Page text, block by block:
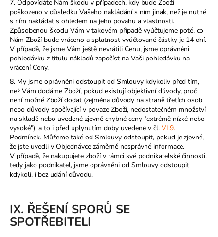
7. Odpovídáte Nám škodu v případech, kdy bude Zboží
poškozeno v důsledku Vašeho nakládání s ním jinak, než je nutné
s ním nakládat s ohledem na jeho povahu a vlastnosti.
Způsobenou škodu Vám v takovém případě vyúčtujeme poté, co
Nám Zboží bude vráceno a splatnost vyúčtované částky je 14 dní.
V případě, že jsme Vám ještě nevrátili Cenu, jsme oprávněni
pohledávku z titulu nákladů započíst na Vaši pohledávku na
vrácení Ceny.
8. My jsme oprávněni odstoupit od Smlouvy kdykoliv před tím,
než Vám dodáme Zboží, pokud existují objektivní důvody, proč
není možné Zboží dodat (zejména důvody na straně třetích osob
nebo důvody spočívající v povaze Zboží, nedostatečném množství
na skladě nebo uvedené zjevně chybné ceny "extrémě nízké nebo
vysoké"), a to i před uplynutím doby uvedené v čl. VI.9.
Podmínek. Můžeme také od Smlouvy odstoupit, pokud je zjevné,
že jste uvedli v Objednávce záměrně nesprávné informace.
V případě, že nakupujete zboží v rámci své podnikatelské činnosti,
tedy jako podnikatel, jsme oprávněni od Smlouvy odstoupit
kdykoli, i bez udání důvodu.
IX. ŘEŠENÍ SPORŮ SE
SPOTŘEBITELI